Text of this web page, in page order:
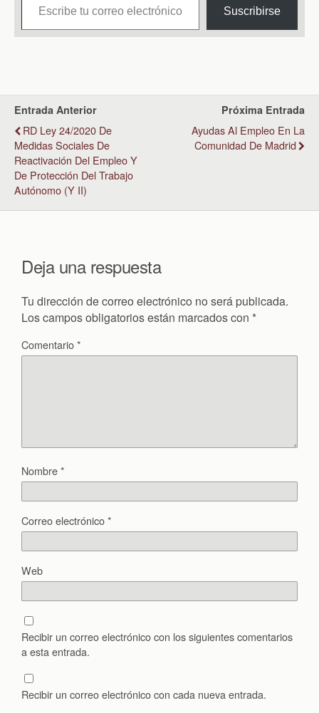
Suscribirse
Entrada Anterior
RD Ley 24/2020 De
Medidas Sociales De
Reactivación Del Empleo Y
De Protección Del Trabajo
Autónomo (y II)
Próxima Entrada
Ayudas Al Empleo En La
Comunidad De Madrid
Deja una respuesta
Tu dirección de correo electrónico no será publicada.
Los campos obligatorios están marcados con *
Comentario*
Nombre*
Correo electrónico*
Web
Recibir un correo electrónico con los siguientes comentarios
a esta entrada.
Recibir un correo electrónico con cada nueva entrada.